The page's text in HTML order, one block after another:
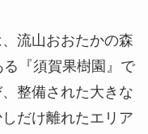
流山おおたかの森
『須賀果樹園』で
整備された大きな
だけ離れたエリア